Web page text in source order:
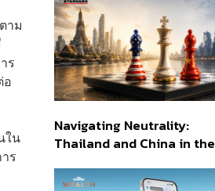
าม
ร
อ
ใน
ร
อินโดนีเซีย
Navigating Neutrality:
Thailand and China in the
Order